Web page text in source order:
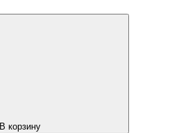
В корзину